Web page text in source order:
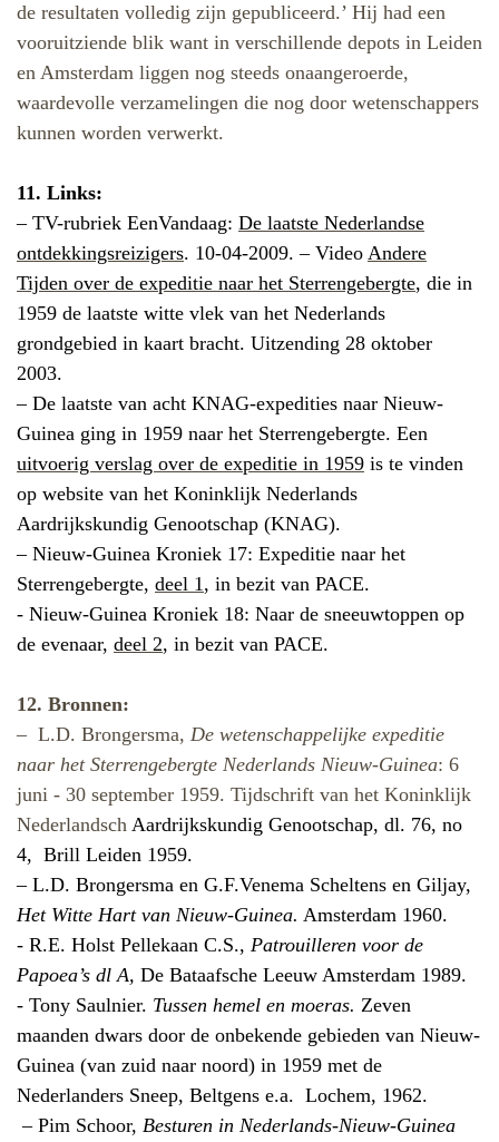
de resultaten volledig zijn gepubliceerd.’ Hij had een
vooruitziende blik want in verschillende depots in Leiden
en Amsterdam liggen nog steeds onaangeroerde,
waardevolle verzamelingen die nog door wetenschappers
kunnen worden verwerkt.
11. Links:
– TV-rubriek EenVandaag: De laatste Nederlandse
ontdekkingsreizigers. 10-04-2009. – Video Andere
Tijden over de expeditie naar het Sterrengebergte, die in
1959 de laatste witte vlek van het Nederlands
grondgebied in kaart bracht. Uitzending 28 oktober
2003.
– De laatste van acht KNAG-expedities naar Nieuw-
Guinea ging in 1959 naar het Sterrengebergte. Een
uitvoerig verslag over de expeditie in 1959 is te vinden
op website van het Koninklijk Nederlands
Aardrijkskundig Genootschap (KNAG).
– Nieuw-Guinea Kroniek 17: Expeditie naar het
Sterrengebergte, deel 1, in bezit van PACE.
- Nieuw-Guinea Kroniek 18: Naar de sneeuwtoppen op
de evenaar, deel 2, in bezit van PACE.
12. Bronnen:
– L.D. Brongersma, De wetenschappelijke expeditie
naar het Sterrengebergte Nederlands Nieuw-Guinea: 6
juni - 30 september 1959. Tijdschrift van het Koninklijk
Nederlandsch Aardrijkskundig Genootschap, dl. 76, no
4, Brill Leiden 1959.
– L.D. Brongersma en G.F.Venema Scheltens en Giljay,
Het Witte Hart van Nieuw-Guinea. Amsterdam 1960.
- R.E. Holst Pellekaan C.S., Patrouilleren voor de
Papoea’s dl A, De Bataafsche Leeuw Amsterdam 1989.
- Tony Saulnier. Tussen hemel en moeras. Zeven
maanden dwars door de onbekende gebieden van Nieuw-
Guinea (van zuid naar noord) in 1959 met de
Nederlanders Sneep, Beltgens e.a. Lochem, 1962.
– Pim Schoor, Besturen in Nederlands-Nieuw-Guinea